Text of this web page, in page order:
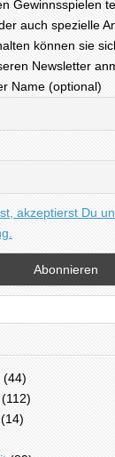
Gewinnsspielen
auch spezielle
können sie
Newsletter
Name (optional)
akzeptierst Du
(44)
(112)
(14)